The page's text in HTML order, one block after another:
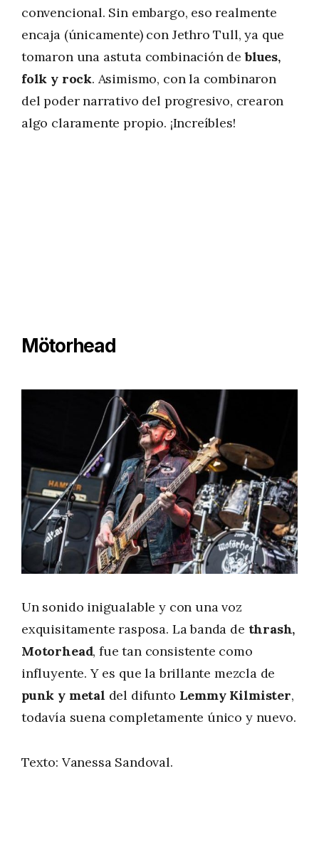
convencional. Sin embargo, eso realmente
encaja (únicamente) con Jethro Tull, ya que
tomaron una astuta combinación deblues,
folk y rock. Asimismo, con la combinaron
del poder narrativo del progresivo, crearon
algo claramente propio. ¡Increíbles!
Mötorhead
Un sonido inigualable y con una voz
exquisitamente rasposa. La banda de thrash,
Motorhead, fue tan consistente como
influyente. Y es que la brillante mezcla de
punk y metal del difunto Lemmy Kilmister,
todavía suena completamente único y nuevo.
Texto: Vanessa Sandoval.